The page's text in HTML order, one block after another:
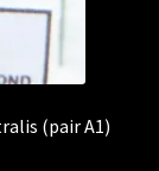
(pair A1)